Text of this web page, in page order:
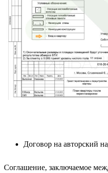
Договор на авторский
Соглашение, заключаемое